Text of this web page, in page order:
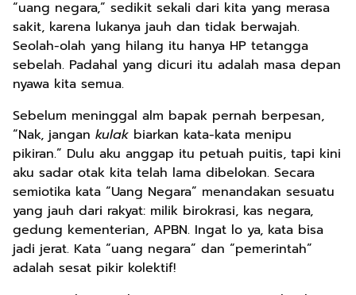
“uang negara,” sedikit sekali dari kita yang merasa
sakit, karena lukanya jauh dan tidak berwajah.
Seolah-olah yang hilang itu hanya HP tetangga
sebelah. Padahal yang dicuri itu adalah masa depan
nyawa kita semua.
Sebelum meninggal alm bapak pernah berpesan,
“Nak, jangan kulak biarkan kata-kata menipu
pikiran.” Dulu aku anggap itu petuah puitis, tapi kini
aku sadar otak kita telah lama dibelokan. Secara
semiotika kata “Uang Negara” menandakan sesuatu
yang jauh dari rakyat: milik birokrasi, kas negara,
gedung kementerian, APBN. Ingat lo ya, kata bisa
jadi jerat. Kata “uang negara” dan “pemerintah”
adalah sesat pikir kolektif!